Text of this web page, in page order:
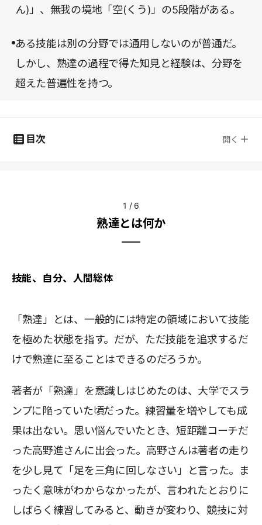
ん)」、無我の境地「空(くう)」の5段階がある。
ある技能は別の分野では通用しないのが普通だ。
しかし、熟達の過程で得た知見と経験は、分野を
超えた普遍性を持つ。
目次 開く
1 / 6
熟達とは何か
技能、自分、人間総体
「熟達」とは、一般的には特定の領域において技能
を極めた状態を指す。だが、ただ技能を追求するだ
けで熟達に至ることはできるのだろうか。
著者が「熟達」を意識しはじめたのは、大学でスラ
ンプに陥っていた頃だった。練習量を増やしても成
果は出ない。思い悩んでいたとき、短距離コーチだ
った高野進さんに出会った。高野さんは著者の走り
を少し見て「足を三角に回しなさい」と言った。ま
ったく意味がわからなかったが、言われたとおりに
しばらく練習してみると、動きが変わり、競技に対